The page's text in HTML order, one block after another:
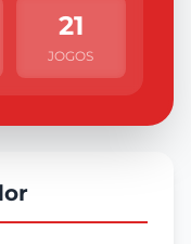
21
JOGOS